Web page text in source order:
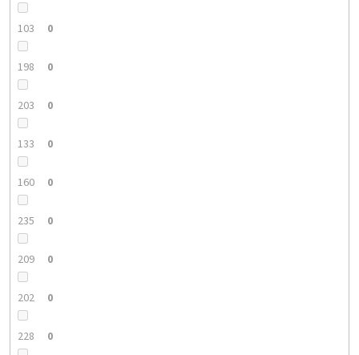
103 0
198 0
203 0
133 0
160 0
235 0
209 0
202 0
228 0